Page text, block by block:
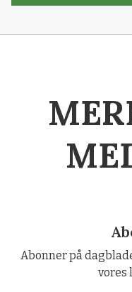
Abonner på
vores